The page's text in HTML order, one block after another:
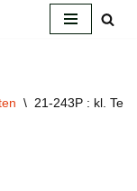
\ 21-243P : kl.